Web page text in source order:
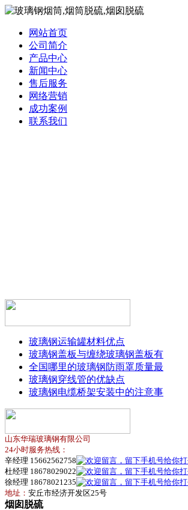
网站首页
公司简介
产品中心
新闻中心
售后服务
网络营销
成功案例
联系我们
玻璃钢运输罐材料优点
玻璃钢盖板与缠绕玻璃钢盖板有
全国哪里的玻璃钢防雨罩质量最
玻璃钢穿线管的优缺点
玻璃钢电缆桥架安装中的注意事
山东华瑞玻璃钢有限公司
24小时服务热线：
辛经理 15662562758
杜经理 18678029022
徐经理 18678021235
地址： 安丘市经济开发区25号
烟囱脱硫